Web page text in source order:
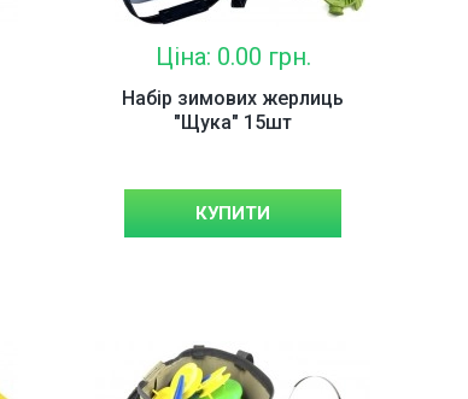
Ціна: 0.00 грн.
Набір зимових жерлиць
"Щука" 15шт
КУПИТИ